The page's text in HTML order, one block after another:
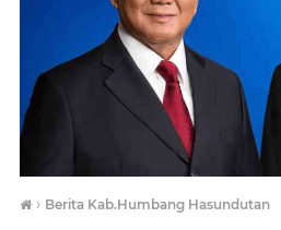
› Berita Kab.Humbang Hasundutan